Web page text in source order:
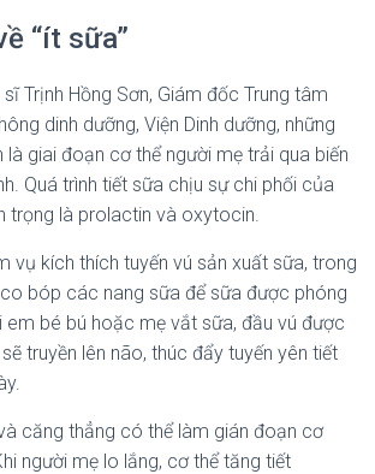
“ít sữa”
Trịnh Hồng Sơn, Giám đốc Trung tâm
dinh dưỡng, Viện Dinh dưỡng, những
là giai đoạn cơ thể người mẹ trải qua biến
Quá trình tiết sữa chịu sự chi phối của
trọng là prolactin và oxytocin.
vụ kích thích tuyến vú sản xuất sữa, trong
bóp các nang sữa để sữa được phóng
em bé bú hoặc mẹ vắt sữa, đầu vú được
truyền lên não, thúc đẩy tuyến yên tiết
căng thẳng có thể làm gián đoạn cơ
người mẹ lo lắng, cơ thể tăng tiết